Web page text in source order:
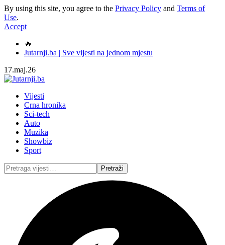
By using this site, you agree to the Privacy Policy and Terms of
Use.
Accept
🔥
Jutarnji.ba | Sve vijesti na jednom mjestu
17.maj.26
Vijesti
Crna hronika
Sci-tech
Auto
Muzika
Showbiz
Sport